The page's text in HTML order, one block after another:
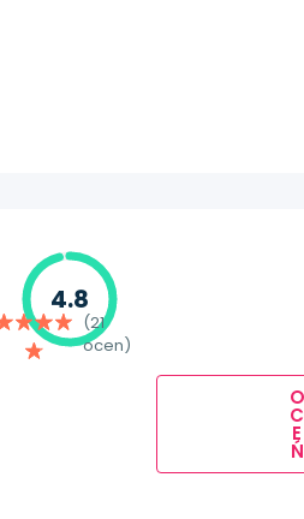
4.8
(21
ocen)
O
C
E
Ń